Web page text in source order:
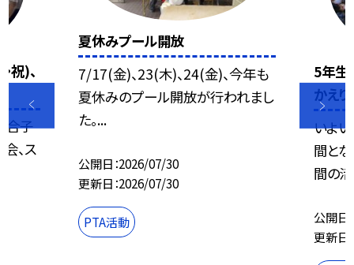
祝)、
合子
、ス
夏休みプール開放
7/17(金)、23(木)、24(金)、今年も
夏休みのプール開放が行われまし
た。...
公開日 2026/07/30
更新日 2026/07/30
PTA活動
5年生
かえり
いよ
間とな
間の
公開日
更新日